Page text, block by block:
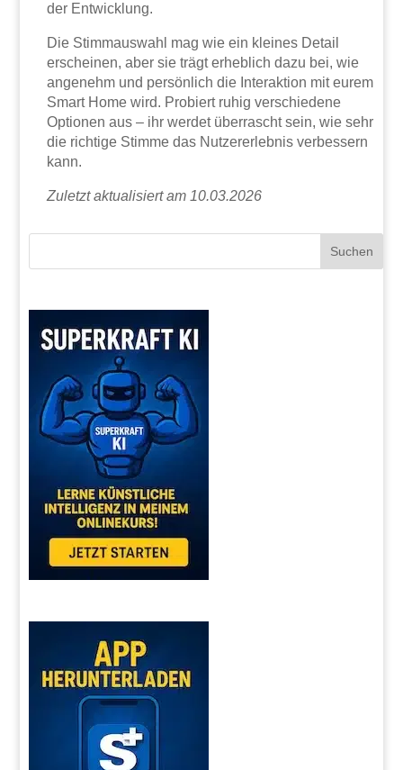
der Entwicklung.
Die Stimmauswahl mag wie ein kleines Detail
erscheinen, aber sie trägt erheblich dazu bei, wie
angenehm und persönlich die Interaktion mit eurem
Smart Home wird. Probiert ruhig verschiedene
Optionen aus – ihr werdet überrascht sein, wie sehr
die richtige Stimme das Nutzererlebnis verbessern
kann.
Zuletzt aktualisiert am 10.03.2026